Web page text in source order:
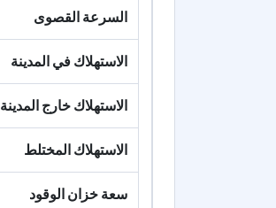
السرعة القصوى
الاستهلاك في المدينة
الاستهلاك خارج المدينة
الاستهلاك المختلط
سعة خزان الوقود